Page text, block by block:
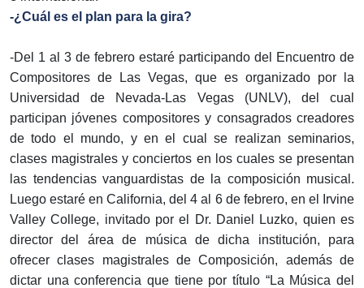
-¿Cuál es el plan para la gira?
-Del 1 al 3 de febrero estaré participando del Encuentro de
Compositores de Las Vegas, que es organizado por la
Universidad de Nevada-Las Vegas (UNLV), del cual
participan jóvenes compositores y consagrados creadores
de todo el mundo, y en el cual se realizan seminarios,
clases magistrales y conciertos en los cuales se presentan
las tendencias vanguardistas de la composición musical.
Luego estaré en California, del 4 al 6 de febrero, en el Irvine
Valley College, invitado por el Dr. Daniel Luzko, quien es
director del área de música de dicha institución, para
ofrecer clases magistrales de Composición, además de
dictar una conferencia que tiene por título “La Música del